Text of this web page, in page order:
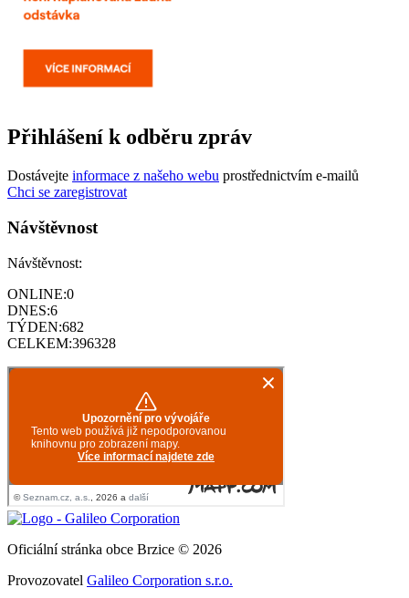
Přihlášení k odběru zpráv
Dostávejte informace z našeho webu prostřednictvím e-mailů
Chci se zaregistrovat
Návštěvnost
Návštěvnost:
ONLINE:0
DNES:6
TÝDEN:682
CELKEM:396328
Oficiální stránka obce Brzice © 2026
Provozovatel Galileo Corporation s.r.o.